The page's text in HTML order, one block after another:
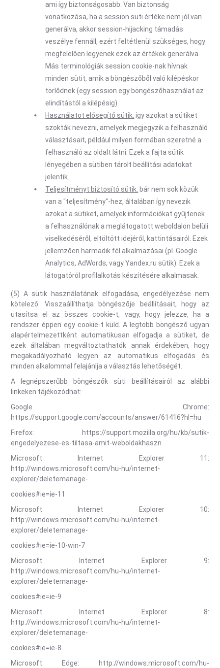
ami így biztonságosabb. Van biztonság
vonatkozása, ha a session süti értéke nem jól van
generálva, akkor session-hijacking támadás
veszélye fennáll, ezért feltétlenül szükséges, hogy
megfelelően legyenek ezek az értékek generálva.
Más terminológiák session cookie-nak hívnak
minden sütit, amik a böngészőből való kilépéskor
törlődnek (egy session egy böngészőhasználat az
elindítástól a kilépésig).
Használatot elősegítő sütik: így azokat a sütiket
szokták nevezni, amelyek megjegyzik a felhasználó
választásait, például milyen formában szeretné a
felhasználó az oldalt látni. Ezek a fajta sütik
lényegében a sütiben tárolt beállítási adatokat
jelentik.
Teljesítményt biztosító sütik: bár nem sok közük
van a "teljesítmény"-hez, általában így nevezik
azokat a sütiket, amelyek információkat gyűjtenek
a felhasználónak a meglátogatott weboldalon belüli
viselkedéséről, eltöltött idejéről, kattintásairól. Ezek
jellemzően harmadik fél alkalmazásai (pl. Google
Analytics, AdWords, vagy Yandex.ru sütik). Ezek a
látogatóról profilalkotás készítésére alkalmasak.
(5) A sütik használatának elfogadása, engedélyezése nem
kötelező. Visszaállíthatja böngészője beállításait, hogy az
utasítsa el az összes cookie-t, vagy, hogy jelezze, ha a
rendszer éppen egy cookie-t küld. A legtöbb böngésző ugyan
alapértelmezettként automatikusan elfogadja a sütiket, de
ezek általában megváltoztathatók annak érdekében, hogy
megakadályozható legyen az automatikus elfogadás és
minden alkalommal felajánlja a választás lehetőségét.
A legnépszerűbb böngészők süti beállításairól az alábbi
linkeken tájékozódhat:
Google Chrome:
https://support.google.com/accounts/answer/61416?hl=hu
Firefox: https://support.mozilla.org/hu/kb/sutik-
engedelyezese-es-tiltasa-amit-weboldakhaszn
Microsoft Internet Explorer 11:
http://windows.microsoft.com/hu-hu/internet-
explorer/deletemanage-
cookies#ie=ie-11
Microsoft Internet Explorer 10:
http://windows.microsoft.com/hu-hu/internet-
explorer/deletemanage-
cookies#ie=ie-10-win-7
Microsoft Internet Explorer 9:
http://windows.microsoft.com/hu-hu/internet-
explorer/deletemanage-
cookies#ie=ie-9
Microsoft Internet Explorer 8:
http://windows.microsoft.com/hu-hu/internet-
explorer/deletemanage-
cookies#ie=ie-8
Microsoft Edge: http://windows.microsoft.com/hu-